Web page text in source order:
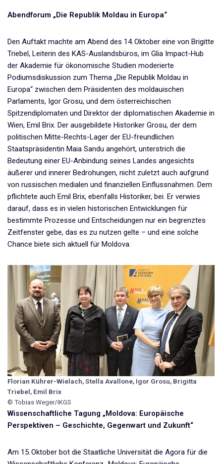
Abendforum „Die Republik Moldau in Europa“
Den Auftakt machte am Abend des 14. Oktober eine von Brigitte
Triebel, Leiterin des KAS-Auslandsbüros, im Glia Impact-Hub
der Akademie für ökonomische Studien moderierte
Podiumsdiskussion zum Thema „Die Republik Moldau in
Europa“ zwischen dem Präsidenten des moldauischen
Parlaments, Igor Grosu, und dem österreichischen
Spitzendiplomaten und Direktor der diplomatischen Akademie in
Wien, Emil Brix. Der ausgebildete Historiker Grosu, der dem
politischen Mitte-Rechts-Lager der EU-freundlichen
Staatspräsidentin Maia Sandu angehört, unterstrich die
Bedeutung einer EU-Anbindung seines Landes angesichts
äußerer und innerer Bedrohungen, nicht zuletzt auch aufgrund
von russischen medialen und finanziellen Einflussnahmen. Dem
pflichtete auch Emil Brix, ebenfalls Historiker, bei. Er verwies
darauf, dass es in vielen historischen Entwicklungen für
bestimmte Prozesse und Entscheidungen nur ein begrenztes
Zeitfenster gebe, das es zu nutzen gelte – und eine solche
Chance biete sich aktuell für Moldova.
Florian Kührer-Wielach, Stella Avallone, Igor Grosu, Brigitta
Triebel, Emil Brix
© Tobias Weger/IKGS
Wissenschaftliche Tagung „Moldova: Europäische
Perspektiven – Geschichte, Gegenwart und Zukunft“
Am 15. Oktober bot die Staatliche Universität die Agora für die